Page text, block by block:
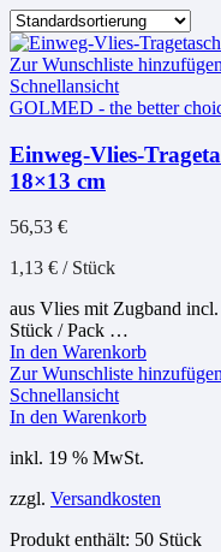
Zur Wunschliste hinzufügen
Schnellansicht
GOLMED - the better
Einweg-Vlies-
18×13 cm
56,53 €
1,13 € / Stück
aus Vlies mit Zugband
Stück / Pack …
In den Warenkorb
Zur Wunschliste hinzufügen
Schnellansicht
In den Warenkorb
inkl. 19 % MwSt.
zzgl. Versandkosten
Produkt enthält: 50 Stück